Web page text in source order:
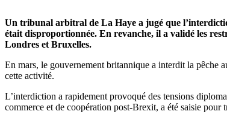
Un tribunal arbitral de La Haye a jugé que
était disproportionnée. En revanche, il a validé les
Londres et Bruxelles.
En mars, le gouvernement britannique a interdit la pêche
cette activité.
L’interdiction a rapidement provoqué des tensions
commerce et de coopération post-Brexit, a été saisie pour